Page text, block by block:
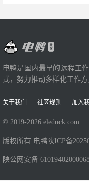
电鸭是国内最早的远程工
式，努力推动多样化工作方
关于我们 社区规则 加入
© 2019-2026 eleduck.com
版权所有 电鸭 陕ICP备
陕公网安备